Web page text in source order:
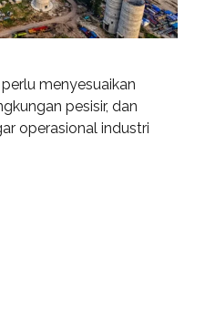
menyesuaikan
pesisir, dan
operasional industri